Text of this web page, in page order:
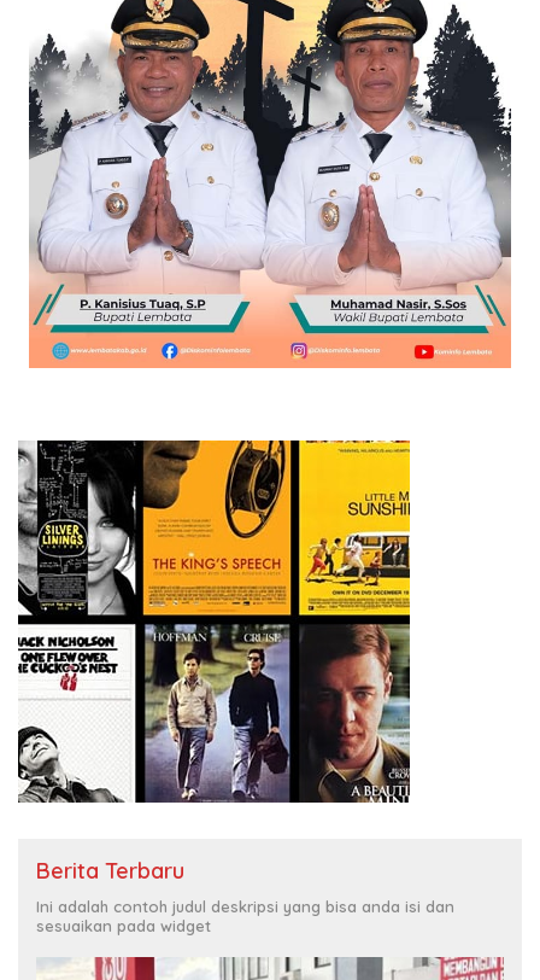
Berita Terbaru
Ini adalah contoh judul deskripsi yang bisa anda isi dan
sesuaikan pada widget